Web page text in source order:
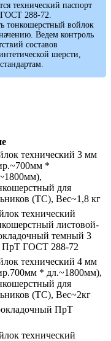
технический паспорт
ГОСТ 288-72.
тонкошерстный войлок
Ведем контроль
составов
шерсти,
технический 3 мм
*
для
(ТС), Вес~1,8 кг
технический
листовой-
темный 3
ГОСТ 288-72
технический 4 мм
* дл.~1800мм),
для
(ТС), Вес~2кг
ПрТ
технический